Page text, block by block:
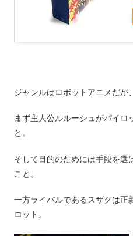
ジャンルはロボットアニメだが
まず主人公ルルーシュがパイロ
と。
そして目的のためには手段を選
こと。
一方ライバルであるスザクは正
ロット。